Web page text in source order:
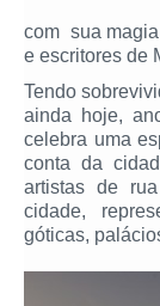
com sua
e escritores de
Tendo
ainda hoje,
celebra uma
conta da
artistas de
cidade,
góticas,